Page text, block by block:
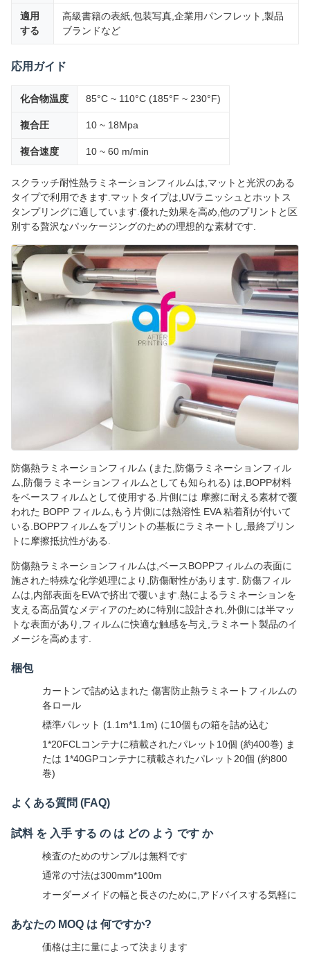
適用
する
高級書籍の表紙,包装写真,企業用パンフレット,製品
ブランドなど
応用ガイド
化合物温度 85°C ~ 110°C (185°F ~ 230°F)
複合圧 10 ~ 18Mpa
複合速度 10 ~ 60 m/min
スクラッチ耐性熱ラミネーションフィルムは,マットと光沢のある
タイプで利用できます.マットタイプは,UVラニッシュとホットス
タンプリングに適しています.優れた効果を高め,他のプリントと区
別する贅沢なパッケージングのための理想的な素材です.
防傷熱ラミネーションフィルム (また,防傷ラミネーションフィル
ム,防傷ラミネーションフィルムとしても知られる) は,BOPP材料
をベースフィルムとして使用する.片側には 摩擦に耐える素材で覆
われた BOPP フィルム,もう片側には熱溶性 EVA 粘着剤が付いて
いる.BOPPフィルムをプリントの基板にラミネートし,最終プリン
トに摩擦抵抗性がある.
防傷熱ラミネーションフィルムは,ベースBOPPフィルムの表面に
施された特殊な化学処理により,防傷耐性があります. 防傷フィル
ムは,内部表面をEVAで挤出で覆います.熱によるラミネーションを
支える高品質なメディアのために特別に設計され,外側には半マッ
トな表面があり,フィルムに快適な触感を与え,ラミネート製品のイ
メージを高めます.
梱包
カートンで詰め込まれた 傷害防止熱ラミネートフィルムの
各ロール
標準パレット (1.1m*1.1m) に10個もの箱を詰め込む
1*20FCLコンテナに積載されたパレット10個 (約400巻) ま
たは 1*40GPコンテナに積載されたパレット20個 (約800
巻)
よくある質問 (FAQ)
試料 を 入手 する の は どの よう です か
検査のためのサンプルは無料です
通常の寸法は300mm*100m
オーダーメイドの幅と長さのために,アドバイスする気軽に
あなたの MOQ は 何ですか?
価格は主に量によって決まります